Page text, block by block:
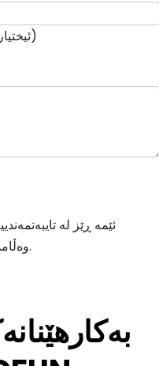
(ئیختیاری. تەنها بۆ پرسە تەکنیکییە بەپەلەکان)
ئێمە ڕێز لە
وەڵامدانەوەی داواکارییەکەت بەکاردەهێنرێن.